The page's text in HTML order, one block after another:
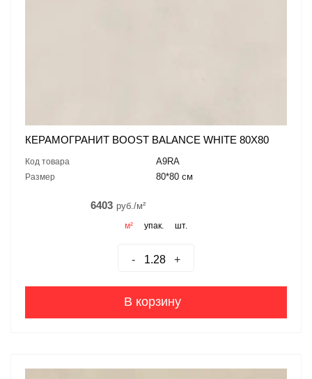
КЕРАМОГРАНИТ BOOST BALANCE WHITE 80X80
Код товара A9RA
Размер 80*80 см
6403 руб./м²
м² упак. шт.
- +
В корзину